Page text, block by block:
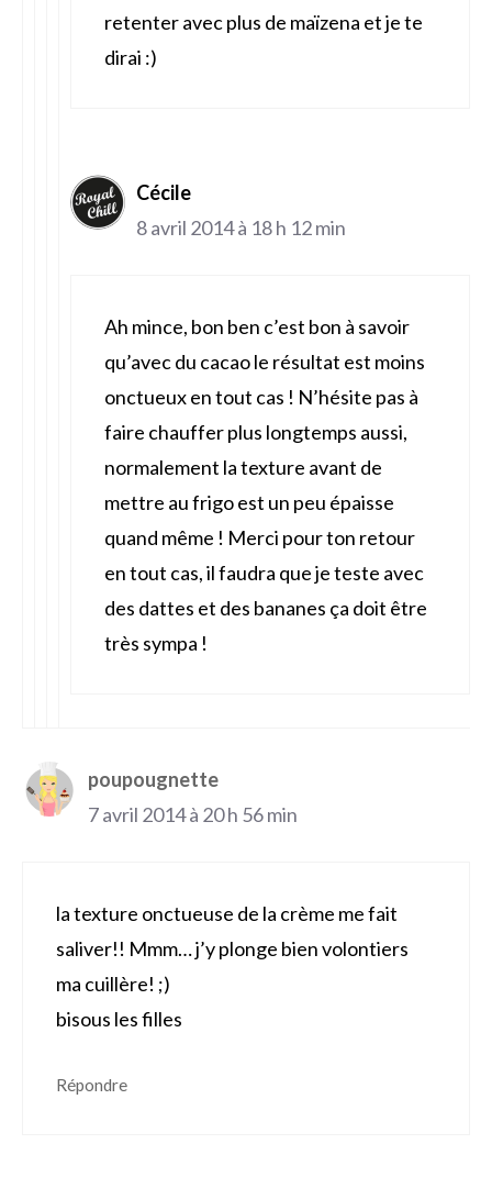
retenter avec plus de maïzena et je te
dirai :)
Cécile
8 avril 2014 à 18 h 12 min
Ah mince, bon ben c’est bon à savoir
qu’avec du cacao le résultat est moins
onctueux en tout cas ! N’hésite pas à
faire chauffer plus longtemps aussi,
normalement la texture avant de
mettre au frigo est un peu épaisse
quand même ! Merci pour ton retour
en tout cas, il faudra que je teste avec
des dattes et des bananes ça doit être
très sympa !
poupougnette
7 avril 2014 à 20 h 56 min
la texture onctueuse de la crème me fait
saliver!! Mmm… j’y plonge bien volontiers
ma cuillère! ;)
bisous les filles
Répondre